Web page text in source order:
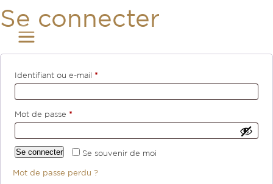
Se connecter
Identifiant ou e-mail *
Mot de passe *
Se souvenir de moi
Se connecter
Mot de passe perdu ?